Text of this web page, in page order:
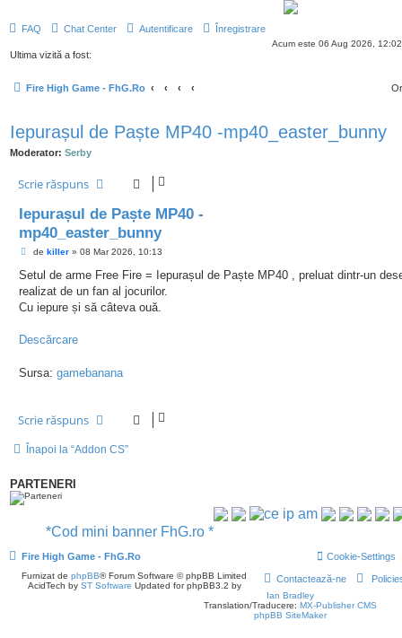
FAQ Chat Center Autentificare Înregistrare
Acum este 06 Aug 2026, 12:02
Ultima vizită a fost:
Fire High Game - FhG.Ro
Iepurașul de Paște MP40 -mp40_easter_bunny
Moderator: Serby
Scrie răspuns
Iepurașul de Paște MP40 -
mp40_easter_bunny
M
s
j
de killer» 08 Mar 2026, 10:13
Setul de arme Free Fire = Iepurașul de Paște MP40 , preluat dintr-un
realizat de un fan al jocurilor.
Cu iepure și să câteva ouă.
Descărcare
Sursa: gamebanana
Scrie răspuns
Înapoi la “Addon CS”
PARTENERI
*Cod mini banner FhG.ro *
Fire High Game - FhG.Ro Cookie-Settings
Contactează-ne
Furnizat de phpBB® Forum Software © phpBB Limited
AcidTech by ST Software Updated for phpBB3.2 by
Ian Bradley
Translation/Traducere: MX-Publisher CMS
phpBB SiteMaker